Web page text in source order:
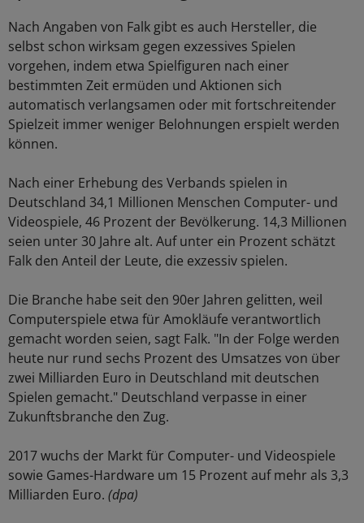
Nach Angaben von Falk gibt es auch Hersteller, die
selbst schon wirksam gegen exzessives Spielen
vorgehen, indem etwa Spielfiguren nach einer
bestimmten Zeit ermüden und Aktionen sich
automatisch verlangsamen oder mit fortschreitender
Spielzeit immer weniger Belohnungen erspielt werden
können.
Nach einer Erhebung des Verbands spielen in
Deutschland 34,1 Millionen Menschen Computer- und
Videospiele, 46 Prozent der Bevölkerung. 14,3 Millionen
seien unter 30 Jahre alt. Auf unter ein Prozent schätzt
Falk den Anteil der Leute, die exzessiv spielen.
Die Branche habe seit den 90er Jahren gelitten, weil
Computerspiele etwa für Amokläufe verantwortlich
gemacht worden seien, sagt Falk. "In der Folge werden
heute nur rund sechs Prozent des Umsatzes von über
zwei Milliarden Euro in Deutschland mit deutschen
Spielen gemacht." Deutschland verpasse in einer
Zukunftsbranche den Zug.
2017 wuchs der Markt für Computer- und Videospiele
sowie Games-Hardware um 15 Prozent auf mehr als 3,3
Milliarden Euro. (dpa)